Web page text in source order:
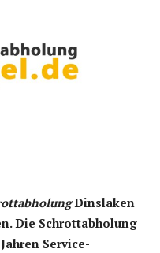
Dinslaken
Die Schrottabholung
Service-